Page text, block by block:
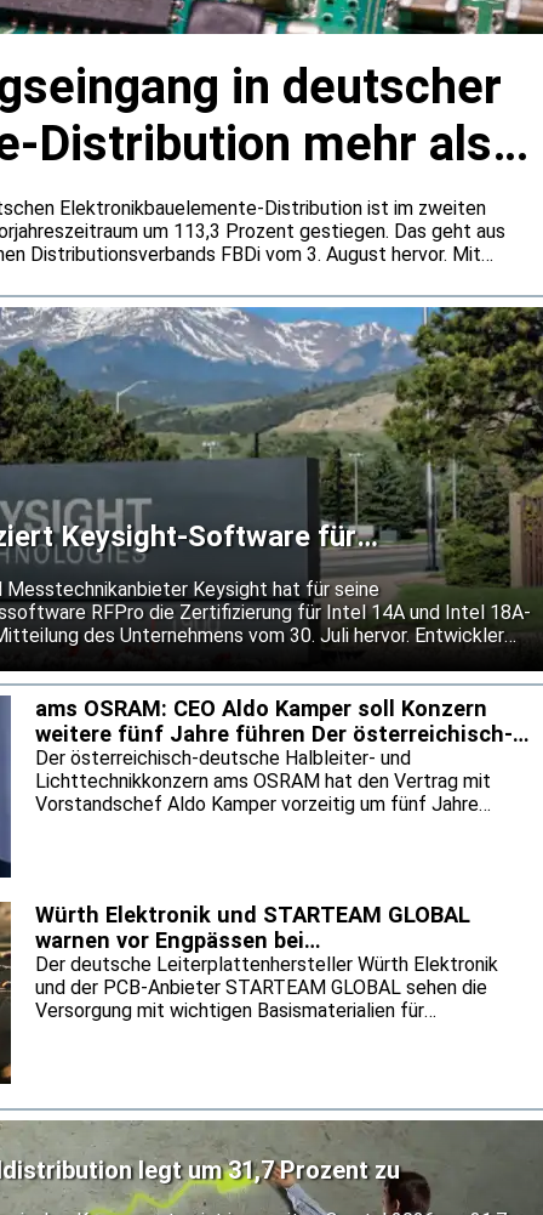
in deutscher
Distribution mehr als
Elektronikbauelemente-Distribution ist im zweiten
um 113,3 Prozent gestiegen. Das geht aus
Distributionsverbands FBDi vom 3. August hervor. Mit
zurück. Der FBDi führt die außergewöhnlich hohen Bookings
eine stärkere Bevorratung zurück.
Keysight-Software für
und 18A-P
Messtechnikanbieter Keysight hat für seine
RFPro die Zertifizierung für Intel 14A und Intel 18A-
des Unternehmens vom 30. Juli hervor. Entwickler
Chips sollen ihre Entwürfe damit bereits vor dem Tape-
Fertigungsprozesse prüfen können. Keysight will so das
senken und den Einsatz neuer Prozessknoten
ams OSRAM: CEO Aldo Kamper soll Konzern
weitere fünf Jahre führen Der österreichisch-
deutsche Halble
Der österreichisch-deutsche Halbleiter- und
Lichttechnikkonzern ams OSRAM hat den Vertrag mit
Vorstandschef Aldo Kamper vorzeitig um fünf Jahre
Sensorikgeschäfts will der Konzern im optischen
Kerngeschäft sowie mit Anwendungen für Augmented
Reality und Datenkommunikation wachsen.
Würth Elektronik und STARTEAM GLOBAL
warnen vor Engpässen bei
Leiterplattenmaterialien
Der deutsche Leiterplattenhersteller Würth Elektronik
und der PCB-Anbieter STARTEAM GLOBAL sehen die
Versorgung mit wichtigen Basismaterialien für
drei- bis fünfmal so viele Leiterplattenlagen wie
herkömmliche Anwendungen und entsprechend mehr
hochwertige Laminate. Dadurch sinken die verfügbaren
Produktionskapazitäten für die Industrie- und
Automobilbranche.
legt um 31,7 Prozent zu